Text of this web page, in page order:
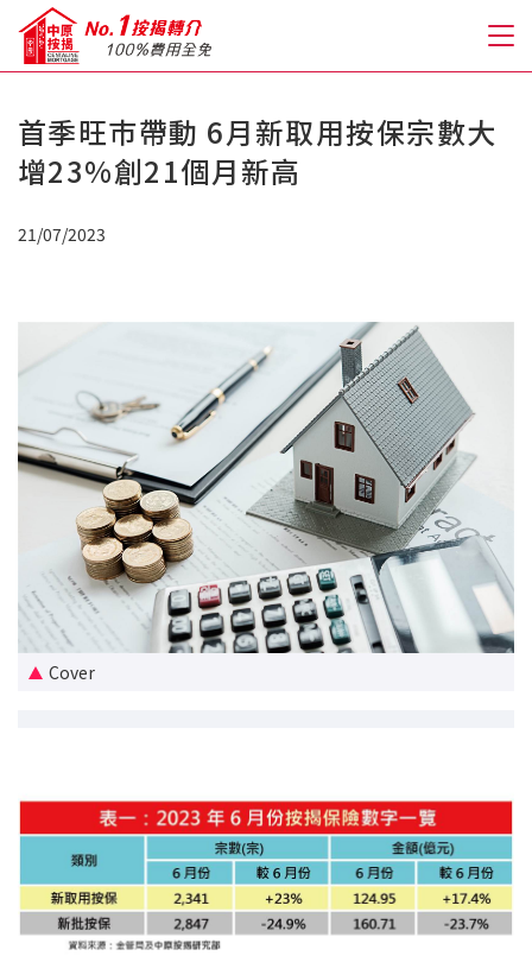
關於我們
免費房貸轉介服務
免費開戶轉介服務
私人貸款
優惠禮遇
新盤優越按揭優惠
中原按揭標籤優惠
推薦齊齊友賞
轉按計算
置業預算
首季旺巿帶動 6月新取用按保宗數大
增23%創21個月新高
21/07/2023
Cover